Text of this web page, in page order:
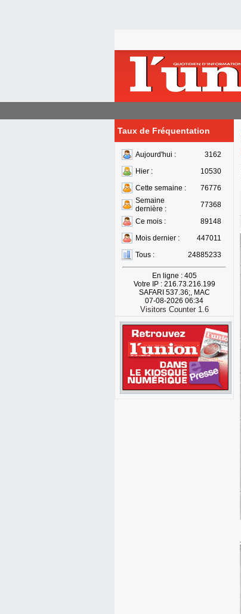
Taux de Fréquentation
Aujourd'hui :
3162
Hier :
10530
Cette semaine :
76776
Semaine
dernière :
77368
Ce mois :
89148
Mois dernier :
447011
Tous :
24885233
En ligne : 405
Votre IP : 216.73.216.199
SAFARI 537.36;, MAC
07-08-2026 06:34
Visitors Counter 1.6